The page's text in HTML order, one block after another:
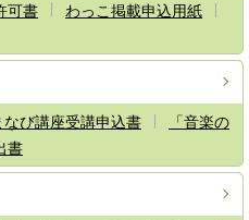
可書
わっこ掲載申込用紙
なび講座受講申込書
「音楽の
書